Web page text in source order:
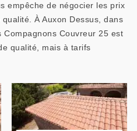
empêche de négocier les prix
À Auxon Dessus, dans
Couvreur 25 est
qualité, mais à tarifs